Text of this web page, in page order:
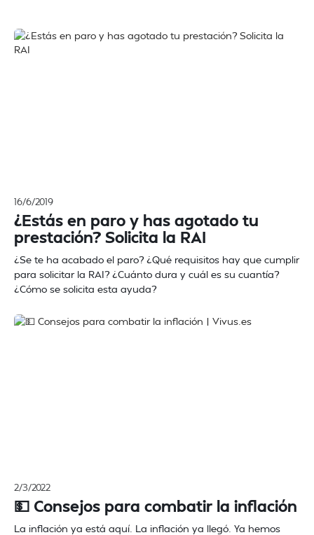
16/6/2019
¿Estás en paro y has agotado tu
prestación? Solicita la RAI
¿Se te ha acabado el paro? ¿Qué requisitos hay que cumplir
para solicitar la RAI? ¿Cuánto dura y cuál es su cuantía?
¿Cómo se solicita esta ayuda?
2/3/2022
💵 Consejos para combatir la inflación
La inflación ya está aquí. La inflación ya llegó. Ya hemos